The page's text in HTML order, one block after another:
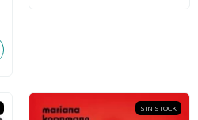
SIN STOCK